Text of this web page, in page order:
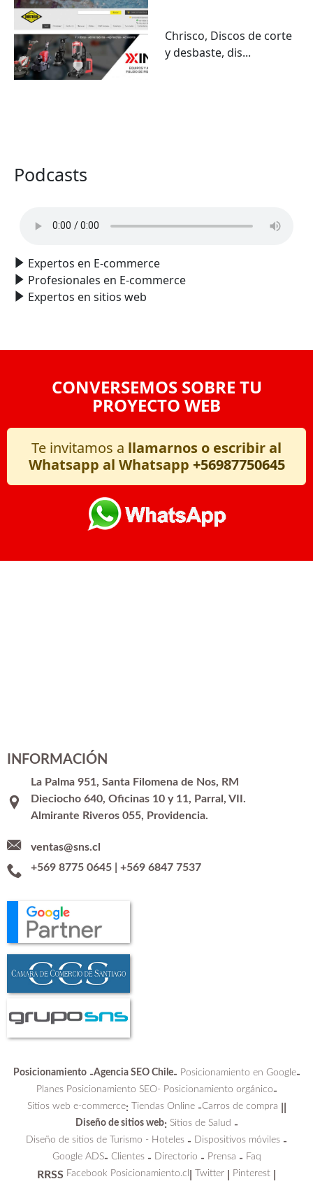
Chrisco, Discos de corte
y desbaste, dis...
Podcasts
Expertos en E-commerce
Profesionales en E-commerce
Expertos en sitios web
CONVERSEMOS SOBRE TU
PROYECTO WEB
Te invitamos a llamarnos o escribir al
Whatsapp al Whatsapp +56987750645
INFORMACIÓN
La Palma 951, Santa Filomena de Nos, RM
Dieciocho 640, Oficinas 10 y 11, Parral, VII.
Almirante Riveros 055, Providencia.
ventas@sns.cl
+569 8775 0645| +569 6847 7537
Posicionamiento-Agencia SEO Chile- Posicionamiento en Google-
Planes Posicionamiento SEO- Posicionamiento orgánico-
Sitios web e-commerce: Tiendas Online-Carros de compra
Diseño de sitios web: Sitios de Salud -
Diseño de sitios de Turismo - Hoteles - Dispositivos móviles -
Google ADS- Clientes- Directorio - Prensa - Faq
RRSS Facebook Posicionamiento.cl Twitter Pinterest